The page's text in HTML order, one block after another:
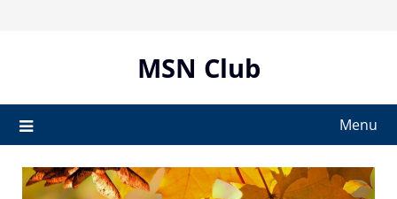
MSN Club
Menu